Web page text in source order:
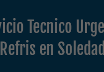
Tecnico
Refris en